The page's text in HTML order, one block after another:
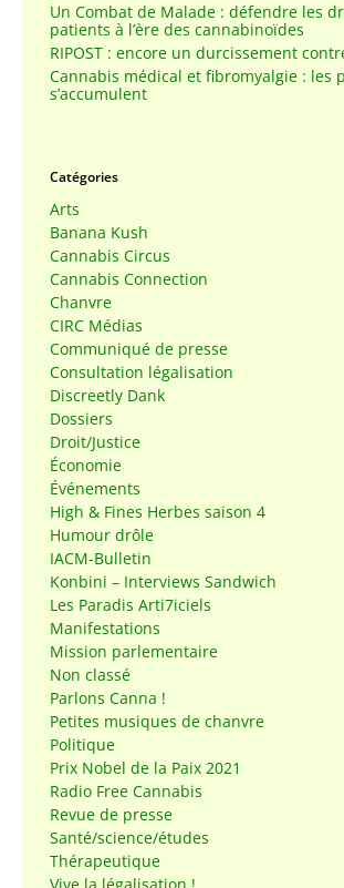
Un Combat de Malade : défendre les
patients à l’ère des cannabinoïdes
RIPOST : encore un durcissement
Cannabis médical et fibromyalgie : les
s’accumulent
Catégories
Arts
Banana Kush
Cannabis Circus
Cannabis Connection
Chanvre
CIRC Médias
Communiqué de presse
Consultation légalisation
Discreetly Dank
Dossiers
Droit/Justice
Économie
Événements
High & Fines Herbes saison 4
Humour drôle
IACM-Bulletin
Konbini – Interviews Sandwich
Les Paradis Arti7iciels
Manifestations
Mission parlementaire
Non classé
Parlons Canna !
Petites musiques de chanvre
Politique
Prix Nobel de la Paix 2021
Radio Free Cannabis
Revue de presse
Santé/science/études
Thérapeutique